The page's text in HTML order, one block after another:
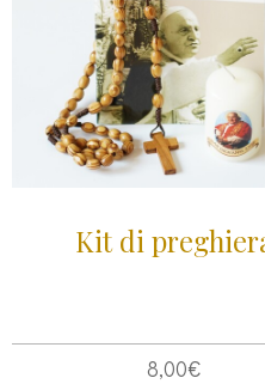
Kit di
8,00€